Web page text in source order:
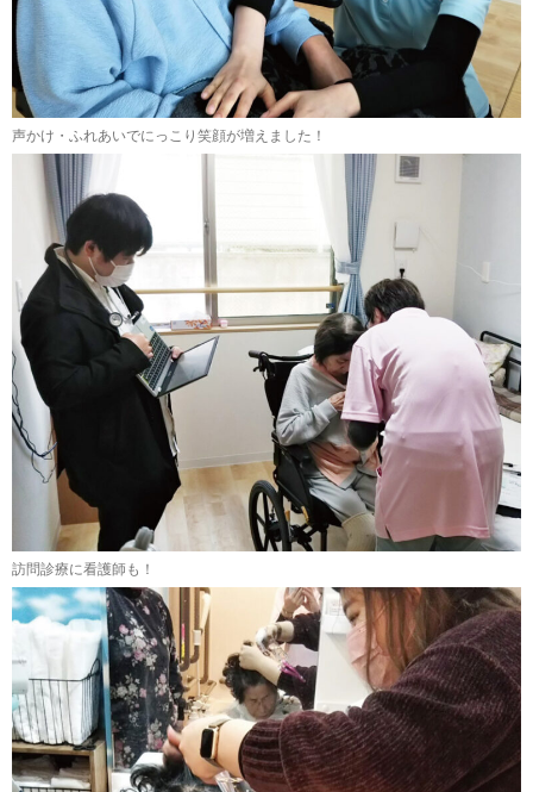
声かけ・ふれあいでにっこり笑顔が増えました！
訪問診療に看護師も！